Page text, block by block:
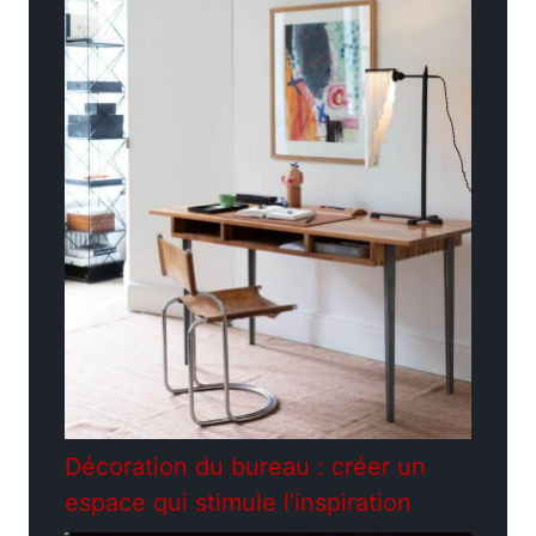
Décoration du bureau : créer un
espace qui stimule l’inspiration